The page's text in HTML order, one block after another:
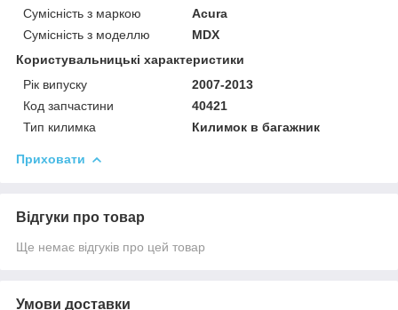
Сумісність з маркою
Acura
Сумісність з моделлю
MDX
Користувальницькі характеристики
Рік випуску
2007-2013
Код запчастини
40421
Тип килимка
Килимок в багажник
Приховати
Відгуки про товар
Ще немає відгуків про цей товар
Умови доставки